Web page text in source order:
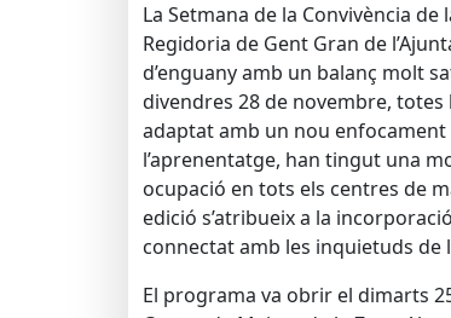
La Setmana de la Convivència
Regidoria de Gent Gran de
d’enguany amb un balanç molt
divendres 28 de novembre, totes
adaptat amb un nou
l’aprenentatge, han tingut una
ocupació en tots els centres de
edició s’atribueix a la
connectat amb les inquietuds de
El programa va obrir el dimarts